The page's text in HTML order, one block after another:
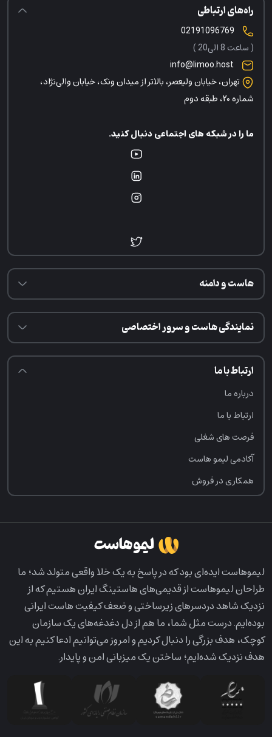
هاست و دامنه
نمایندگی هاست و سرور اختصاصی
ارتباط با ما
درباره ما
ارتباط با ما
فرصت‌ های شغلی
آکادمی لیمو هاست
همکاری در فروش
راه‌های ارتباطی
( ساعت 8 الی20 )
info@limoo.host
تهران، خیابان ولیعصر، بالاتر از میدان ونک، خیابان والی‌نژاد،
شماره ۲۰، طبقه دوم
ما را در شبکه های اجتماعی دنبال کنید.
لیمو‌هاست ایده‌ای بود که در پاسخ به یک خلا واقعی متولد شد؛ ما
طراحان لیمو‌هاست از قدیمی‌های هاستینگ ایران هستیم که از
نزدیک شاهد دردسرهای زیرساختی و ضعف کیفیت هاست ایرانی
بوده‌ایم. درست مثل شما، ما هم از دل دغدغه‌های یک سازمان
کوچک، هدف بزرگی را دنبال کردیم و امروز می‌توانیم ادعا کنیم به این
هدف نزدیک شده‌ایم؛ ساختن یک میزبانی امن و پایدار.